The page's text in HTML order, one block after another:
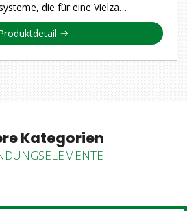
die für eine Vielza…
Kategorien